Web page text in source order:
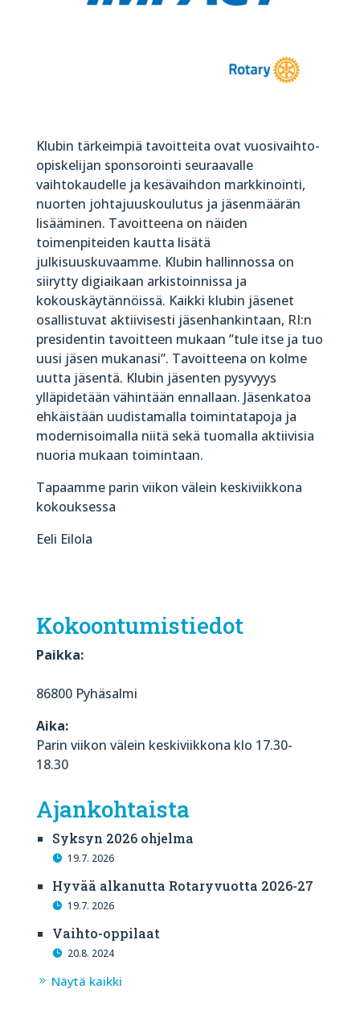
Klubin tärkeimpiä tavoitteita ovat vuosivaihto-
opiskelijan sponsorointi seuraavalle
vaihtokaudelle ja kesävaihdon markkinointi,
nuorten johtajuuskoulutus ja jäsenmäärän
lisääminen. Tavoitteena on näiden
toimenpiteiden kautta lisätä
julkisuuskuvaamme. Klubin hallinnossa on
siirytty digiaikaan arkistoinnissa ja
kokouskäytännöissä. Kaikki klubin jäsenet
osallistuvat aktiivisesti jäsenhankintaan, RI:n
presidentin tavoitteen mukaan ”tule itse ja tuo
uusi jäsen mukanasi”. Tavoitteena on kolme
uutta jäsentä. Klubin jäsenten pysyvyys
ylläpidetään vähintään ennallaan. Jäsenkatoa
ehkäistään uudistamalla toimintatapoja ja
modernisoimalla niitä sekä tuomalla aktiivisia
nuoria mukaan toimintaan.
Tapaamme parin viikon välein keskiviikkona
kokouksessa
Eeli Eilola
Kokoontumistiedot
Paikka:
86800 Pyhäsalmi
Aika:
Parin viikon välein keskiviikkona klo 17.30-
18.30
Ajankohtaista
Syksyn 2026 ohjelma
19.7. 2026
Hyvää alkanutta Rotaryvuotta 2026-27
19.7. 2026
Vaihto-oppilaat
20.8. 2024
Näytä kaikki